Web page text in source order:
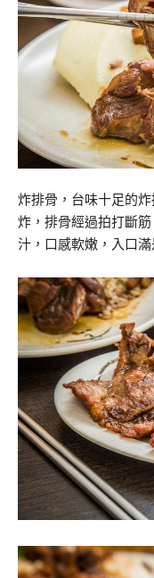
炸排骨，台味十足的
炸，排骨經過拍打斷
汁，口感軟嫩，入口